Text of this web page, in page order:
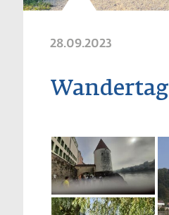
28.09.2023
Wandertag